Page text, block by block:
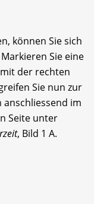
können Sie sich
Sie eine
der rechten
Sie nun zur
anschliessend im
Seite unter
, Bild 1 A.